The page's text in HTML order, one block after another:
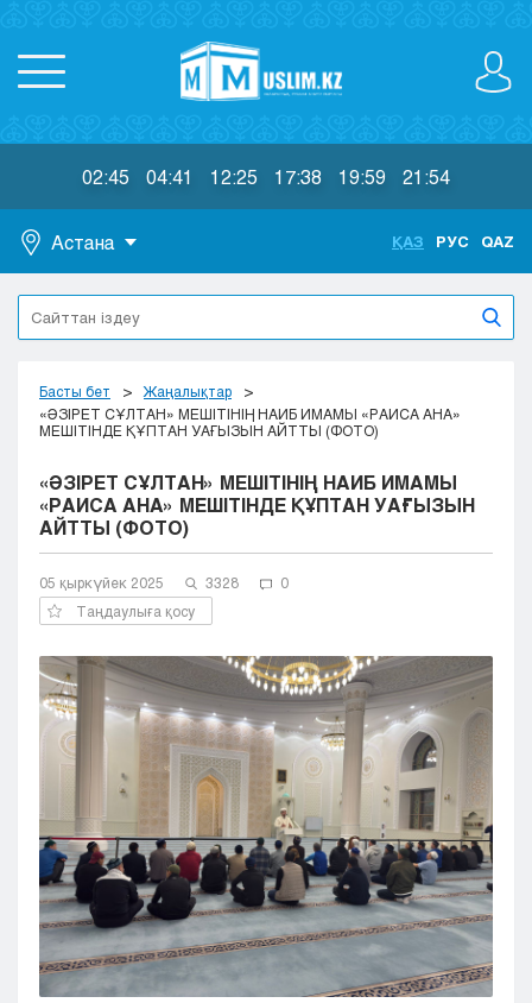
02:45 04:41 12:25 17:38 19:59 21:54
Астана
Астана
Алматы
Актобе
Атырау
Жезказган
Кокшетау
Костанай
Кызылорда
Павлодар
Петропавловск
Талдыкорган
Тараз
Туркестан
Уральск
Усть-Каменогорск
Шымкент
ҚАЗ РУС QAZ
Басты бет
Жаңалықтар
«ӘЗІРЕТ СҰЛТАН» МЕШІТІНІҢ НАИБ ИМАМЫ «РАИСА АНА»
МЕШІТІНДЕ ҚҰПТАН УАҒЫЗЫН АЙТТЫ (ФОТО)
«ӘЗІРЕТ СҰЛТАН» МЕШІТІНІҢ НАИБ ИМАМЫ
«РАИСА АНА» МЕШІТІНДЕ ҚҰПТАН УАҒЫЗЫН
АЙТТЫ (ФОТО)
05 қыркүйек 2025 3328
0
Таңдаулыға қосу